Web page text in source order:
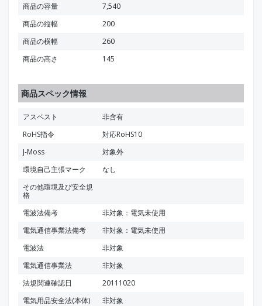
商品の容量
7,540
商品の縦幅
200
商品の横幅
260
商品の高さ
145
商品スペック情報
アスベスト
非含有
RoHS指令
対応RoHS10
J-Moss
対象外
環境自己主張マーク
なし
その他環境及び安全規
格
電波法備考
非対象：電気未使用
電気通信事業法備考
非対象：電気未使用
電波法
非対象
電気通信事業法
非対象
法規関連確認日
20111020
電気用品安全法(本体)
非対象